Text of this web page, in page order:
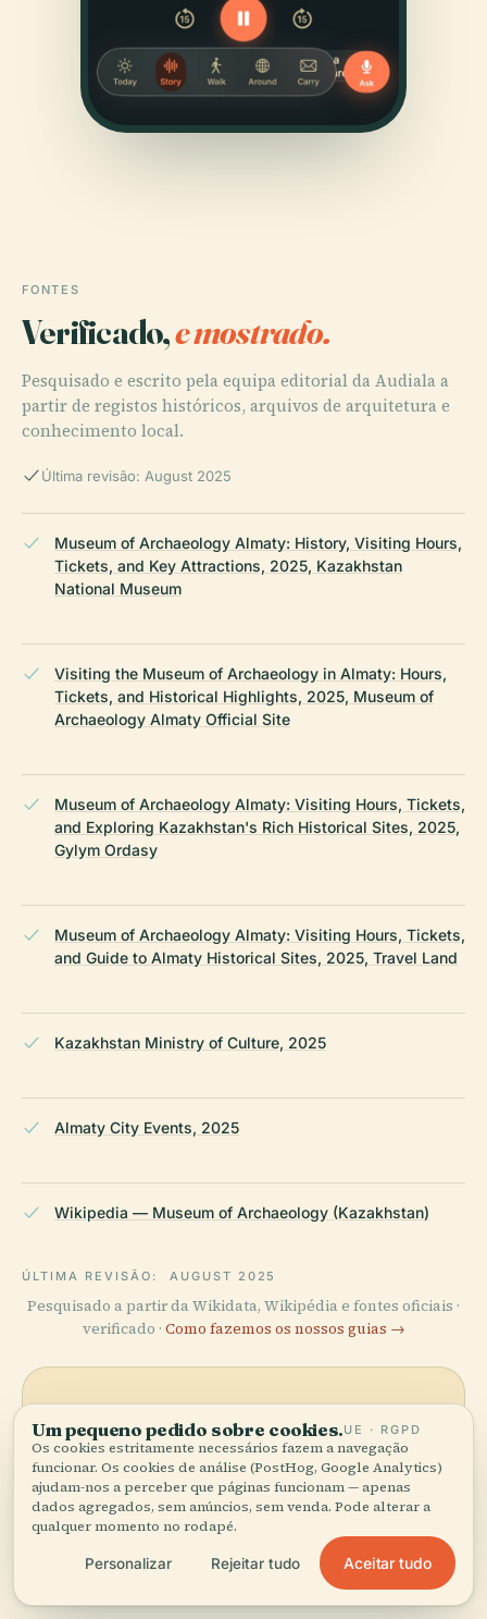
FONTES
Verificado,e mostrado.
Pesquisado e escrito pela equipa editorial da Audiala a
partir de registos históricos, arquivos de arquitetura e
conhecimento local.
Última revisão: August 2025
Museum of Archaeology Almaty: History, Visiting Hours,
Tickets, and Key Attractions, 2025, Kazakhstan
National Museum
Visiting the Museum of Archaeology in Almaty: Hours,
Tickets, and Historical Highlights, 2025, Museum of
Archaeology Almaty Official Site
Museum of Archaeology Almaty: Visiting Hours, Tickets,
and Exploring Kazakhstan's Rich Historical Sites, 2025,
Gylym Ordasy
Museum of Archaeology Almaty: Visiting Hours, Tickets,
and Guide to Almaty Historical Sites, 2025, Travel Land
Kazakhstan Ministry of Culture, 2025
Almaty City Events, 2025
Wikipedia — Museum of Archaeology (Kazakhstan)
ÚLTIMA REVISÃO: AUGUST 2025
Pesquisado a partir da Wikidata, Wikipédia e fontes oficiais ·
verificado · Como fazemos os nossos guias →
Explore a zona
Veja Museu de Arqueologia
no mapa e descubra o que há
por perto.
Ver mapa
Um pequeno pedido sobre cookies.UE · RGPD
Os cookies estritamente necessários fazem a navegação
funcionar. Os cookies de análise (PostHog, Google Analytics)
ajudam-nos a perceber que páginas funcionam — apenas
dados agregados, sem anúncios, sem venda. Pode alterar a
qualquer momento no rodapé.
Personalizar Rejeitar tudo Aceitar tudo